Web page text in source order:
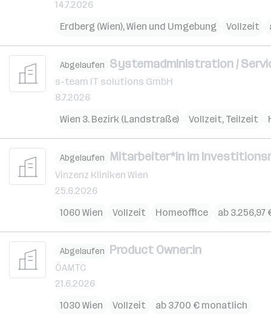
14.7.2026
Erdberg (Wien),Wien und Umgebung Vollzeit
Abgelaufen Systemadministration /
s-team IT solutions GmbH
8.7.2026
Wien 3. Bezirk (Landstraße)
Vollzeit, Teilzeit
Abgelaufen Mitarbeiter*in im
Vinzenz Kliniken Wien
25.6.2026
1060 Wien
Vollzeit Homeoffice ab
Abgelaufen Product Owner:in
ÖAMTC
21.6.2026
1030 Wien
Vollzeit ab 3.700 € monatlich